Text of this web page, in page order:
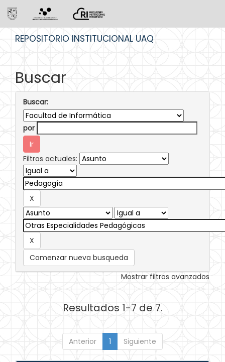
REPOSITORIO INSTITUCIONAL UAQ
Buscar
Buscar:
por
Filtros actuales:
Comenzar nueva busqueda
Mostrar filtros avanzados
Resultados 1-7 de 7.
Anterior 1 Siguiente